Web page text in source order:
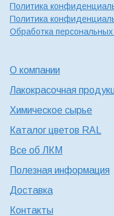
Политика
Политика
Обработка
О компании
Лакокрасочная
Химическое сырье
Каталог цветов RAL
Все об ЛКМ
Полезная информация
Доставка
Контакты